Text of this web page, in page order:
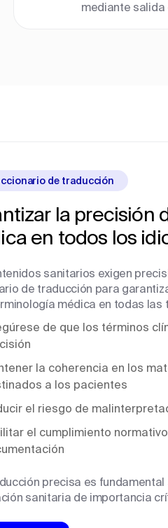
mediante salida
de traducción
la precisión
en todos los
sanitarios exigen
de traducción para
médica en todas las
de que los términos
la coherencia en los
a los pacientes
el riesgo de
el cumplimiento
precisa es
sanitaria de importancia